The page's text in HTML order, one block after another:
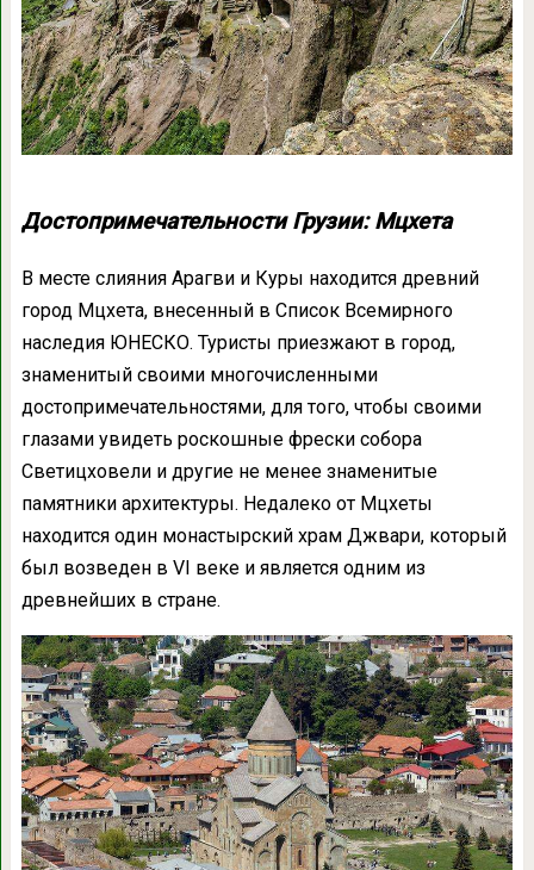
Достопримечательности Грузии: Мцхета
В месте слияния Арагви и Куры находится древний
город Мцхета, внесенный в Список Всемирного
наследия ЮНЕСКО. Туристы приезжают в город,
знаменитый своими многочисленными
достопримечательностями, для того, чтобы своими
глазами увидеть роскошные фрески собора
Светицховели и другие не менее знаменитые
памятники архитектуры. Недалеко от Мцхеты
находится один монастырский храм Джвари, который
был возведен в VI веке и является одним из
древнейших в стране.